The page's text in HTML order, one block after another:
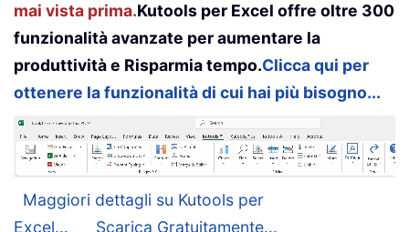
mai vista prima.Kutools per Excel offre oltre 300
funzionalità avanzate per aumentare la
produttività e Risparmia tempo.Clicca qui per
ottenere la funzionalità di cui hai più bisogno...
Maggiori dettagli su Kutools per
Excel...
Scarica Gratuitamente...